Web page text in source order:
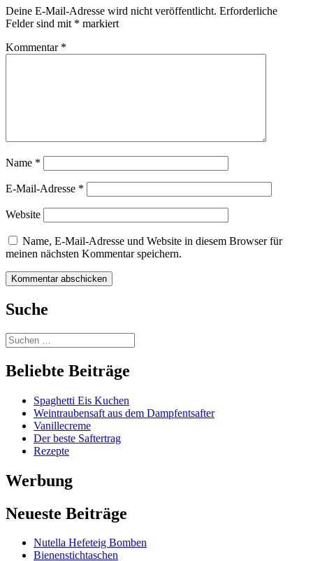
Deine E-Mail-Adresse wird nicht veröffentlicht. Erforderliche
Felder sind mit * markiert
Kommentar *
Name *
E-Mail-Adresse *
Website
Name, E-Mail-Adresse und Website in diesem Browser für
meinen nächsten Kommentar speichern.
Suche
Beliebte Beiträge
Spaghetti Eis Kuchen
Weintraubensaft aus dem Dampfentsafter
Vanillecreme
Der beste Saftertrag
Rezepte
Werbung
Neueste Beiträge
Nutella Hefeteig Bomben
Bienenstichtaschen